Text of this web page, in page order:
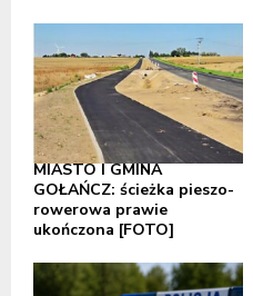
MIASTO I GMINA
GOŁAŃCZ: ścieżka pieszo-
rowerowa prawie
ukończona [FOTO]